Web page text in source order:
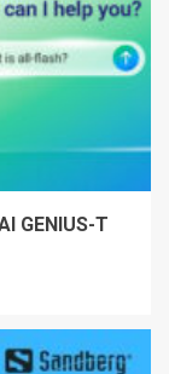
GENIUS-T